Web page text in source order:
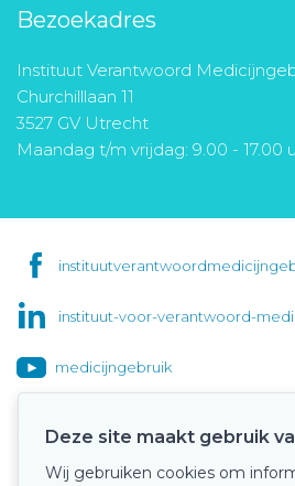
Bezoekadres
Instituut Verantwoord
Churchilllaan 11
3527 GV Utrecht
Maandag t/m vrijdag: 9.00 - 17.00
instituut-voor-verantwoord-
medicijngebruik
Onze
Deze site maakt gebruik
Wij gebruiken cookies om